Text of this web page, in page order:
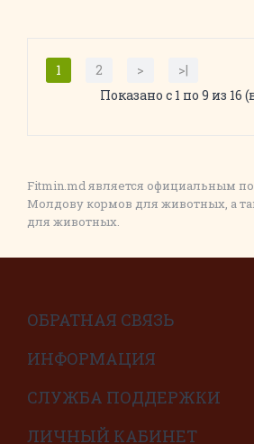
1 2 >
>|
Показано с 1 по 9 из 16
Fitmin.md является официальным
Молдову кормов для животных, а
для животных.
ОБРАТНАЯ СВЯЗЬ
ИНФОРМАЦИЯ
СЛУЖБА ПОДДЕРЖКИ
ЛИЧНЫЙ КАБИНЕТ